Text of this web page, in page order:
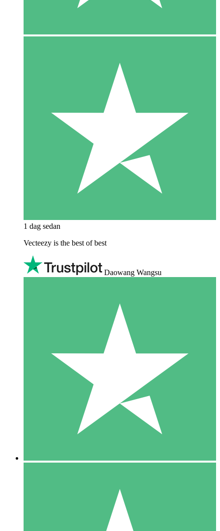
1 dag sedan
Vecteezy is the best of best
Daowang Wangsu